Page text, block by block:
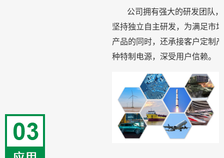
公司拥有强大的研发团队
坚持独立自主研发，为满足市
产品的同时，还承接客户定制
种特制电源，深受用户信赖。